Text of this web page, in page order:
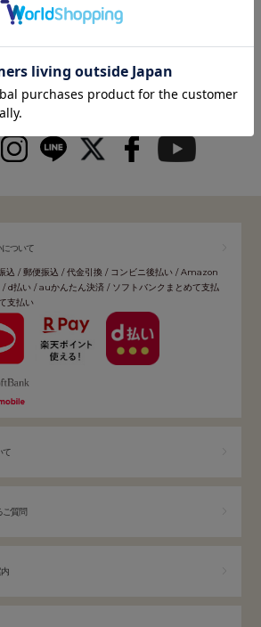
について
込 / 郵便振込 / 代金引換 / コンビニ後払い / Amazon
d払い / auかんたん決済 / ソフトバンクまとめて支払
支払い
て
ご質問